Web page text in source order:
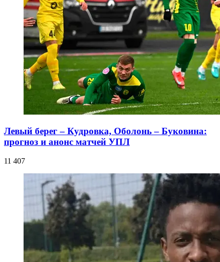
Левый берег – Кудровка, Оболонь – Буковина:
прогноз и анонс матчей УПЛ
11 407